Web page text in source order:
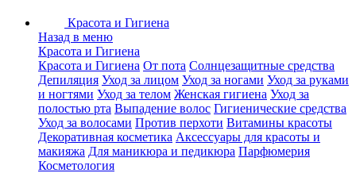
Красота и Гигиена
Назад в меню
Красота и Гигиена
Красота и Гигиена От пота Солнцезащитные средства
Депиляция Уход за лицом Уход за ногами Уход за руками
и ногтями Уход за телом Женская гигиена Уход за
полостью рта Выпадение волос Гигиенические средства
Уход за волосами Против перхоти Витамины красоты
Декоративная косметика Аксессуары для красоты и
макияжа Для маникюра и педикюра Парфюмерия
Косметология